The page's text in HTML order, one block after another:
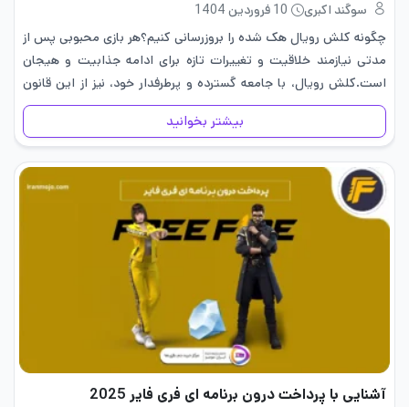
سوگند اکبری
10 فروردین 1404
چگونه کلش رویال هک شده را بروزرسانی کنیم؟هر بازی محبوبی پس از
مدتی نیازمند خلاقیت و تغییرات تازه برای ادامه‌ جذابیت و هیجان
است.کلش رویال، با جامعه‌ گسترده و پرطرفدار خود، نیز از این قانون
مستثنی نیست. در فضای کنونی…
بیشتر بخوانید
آشنایی با پرداخت درون برنامه ای فری فایر 2025